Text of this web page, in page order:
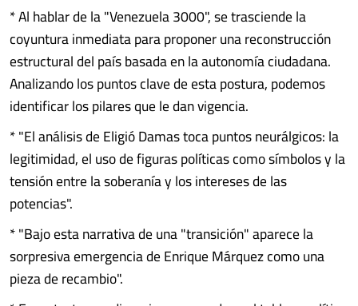
* Al hablar de la "Venezuela 3000", se trasciende la
coyuntura inmediata para proponer una reconstrucción
estructural del país basada en la autonomía ciudadana.
Analizando los puntos clave de esta postura, podemos
identificar los pilares que le dan vigencia.
* "El análisis de Eligió Damas toca puntos neurálgicos: la
legitimidad, el uso de figuras políticas como símbolos y la
tensión entre la soberanía y los intereses de las
potencias".
* "Bajo esta narrativa de una "transición" aparece la
sorpresiva emergencia de Enrique Márquez como una
pieza de recambio".